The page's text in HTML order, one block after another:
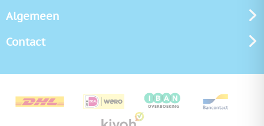
Algemeen
Contact